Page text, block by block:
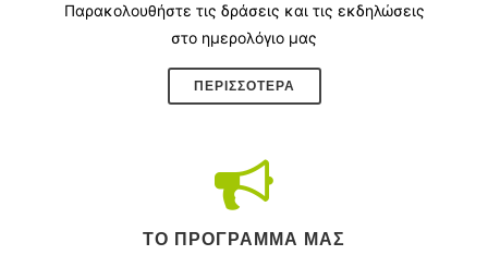
Παρακολουθήστε τις δράσεις και τις εκδηλώσεις
στο ημερολόγιο μας
ΠΕΡΙΣΣΌΤΕΡΑ
ΤΟ ΠΡΌΓΡΑΜΜΑ ΜΑΣ